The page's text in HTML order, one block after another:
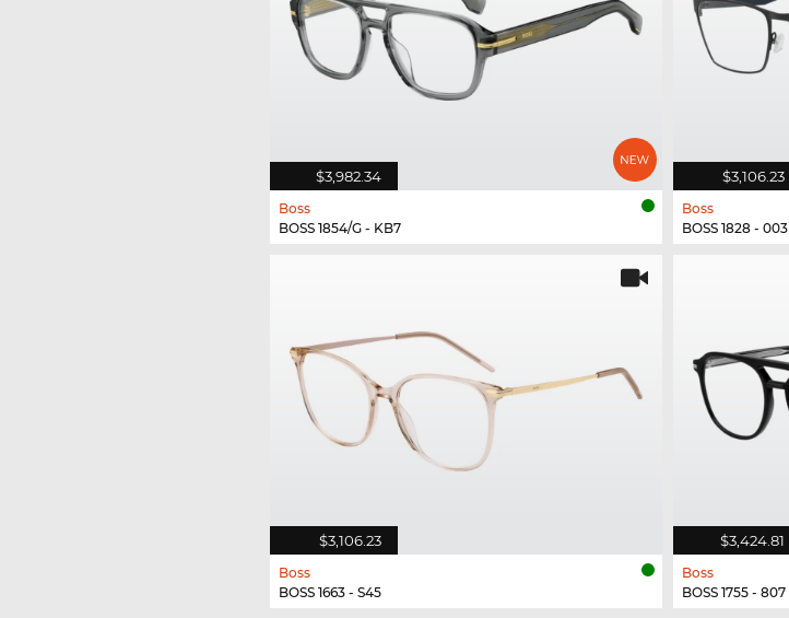
$3,982.34
Boss
BOSS 1854/G - KB7
$3,106.23
Boss
BOSS 1828 - 003
$3,106.23
Boss
BOSS 1663 - S45
$3,424.81
Boss
BOSS 1755 - 807